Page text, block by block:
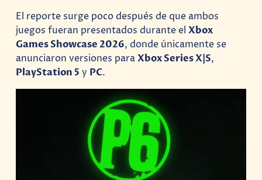
El reporte surge poco después de que ambos
juegos fueran presentados durante elXbox
Games Showcase 2026, donde únicamente se
anunciaron versiones paraXbox Series X|S,
PlayStation 5 y PC.